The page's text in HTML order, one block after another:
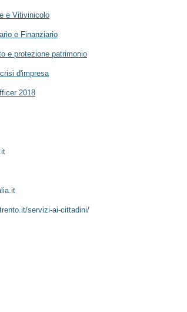
e Vitivinicolo
e Finanziario
e protezione patrimonio
d'impresa
2018
servizi-ai-cittadini/